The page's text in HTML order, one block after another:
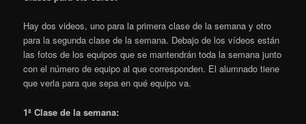
Hay dos videos, uno para la primera clase de la semana y otro
para la segunda clase de la semana. Debajo de los vídeos están
las fotos de los equipos que se mantendrán toda la semana junto
con el número de equipo al que corresponden. El alumnado tiene
que verla para que sepa en qué equipo va.
1ª Clase de la semana: